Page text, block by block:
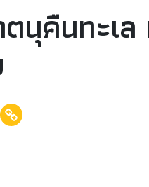
นุคืนทะเ